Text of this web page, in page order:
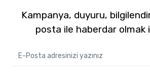
Kampanya, duyuru,
posta ile haberdar olmak